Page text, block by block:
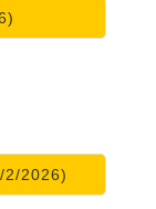
2/2026)